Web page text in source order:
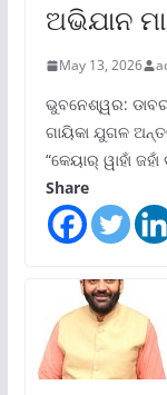
ଅଭିଯାନ
May 13, 2026
ଭୁବନେଶ୍ୱର:
ଗାୟିକା ଯୁଗଳ
“କେୟାର୍ ୱାହାଁ
Share